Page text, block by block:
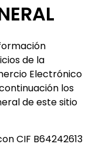
de la
Electrónico
los
de este sitio
CIF B64242613